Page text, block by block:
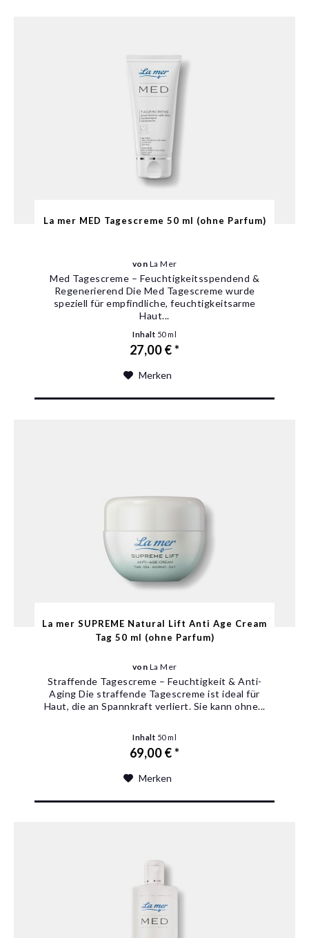
La mer MED Tagescreme 50 ml (ohne Parfum)
von La Mer
Med Tagescreme – Feuchtigkeitsspendend &
Regenerierend Die Med Tagescreme wurde
speziell für empfindliche, feuchtigkeitsarme
Haut...
Inhalt 50 ml
27,00 € *
Merken
La mer SUPREME Natural Lift Anti Age Cream
Tag 50 ml (ohne Parfum)
von La Mer
Straffende Tagescreme – Feuchtigkeit & Anti-
Aging Die straffende Tagescreme ist ideal für
Haut, die an Spannkraft verliert. Sie kann ohne...
Inhalt 50 ml
69,00 € *
Merken